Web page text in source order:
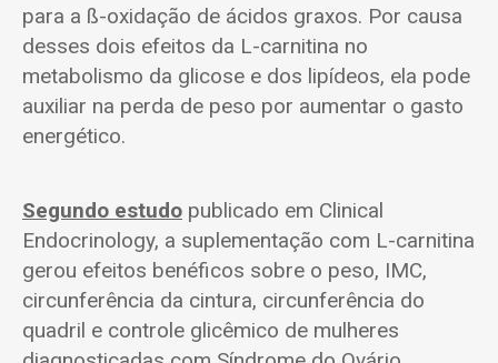
para a ß-oxidação de ácidos graxos. Por causa
desses dois efeitos da L-carnitina no
metabolismo da glicose e dos lipídeos, ela pode
auxiliar na perda de peso por aumentar o gasto
energético.
Segundo estudo publicado em Clinical
Endocrinology, a suplementação com L-carnitina
gerou efeitos benéficos sobre o peso, IMC,
circunferência da cintura, circunferência do
quadril e controle glicêmico de mulheres